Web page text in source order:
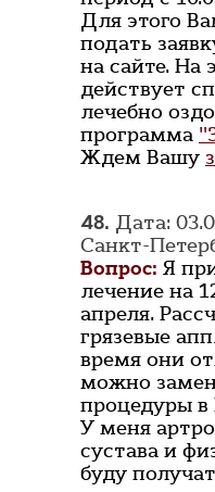
Для этого
подать
на сайте. На
действует
лечебно
программа
Ждем Вашу
48. Дата:
Санкт-
Вопрос: Я
лечение на
апреля.
грязевые
время они
можно
процедуры
У меня
сустава и
буду